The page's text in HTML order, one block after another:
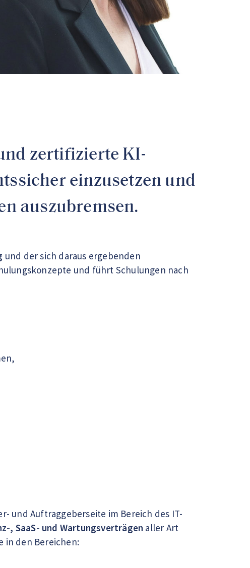
zertifizierte KI-
einzusetzen und
auszubremsen.
und der sich daraus ergebenden
und führt Schulungen nach
und Auftraggeberseite im Bereich des IT-
, SaaS- und Wartungsverträgen aller Art
in den Bereichen: